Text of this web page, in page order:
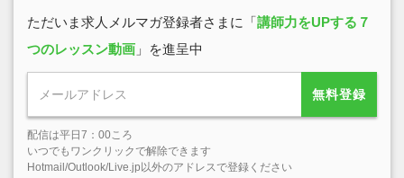
ただいま求人メルマガ登録者さまに「講師力をUPする７
つのレッスン動画 」を進呈中
無料登録
配信は平日7：00ころ
いつでもワンクリックで解除できます
Hotmail/Outlook/Live.jp以外のアドレスで登録ください